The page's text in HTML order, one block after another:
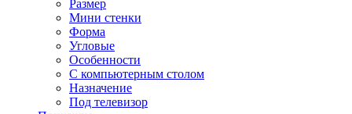
Размер
Мини стенки
Форма
Угловые
Особенности
С компьютерным столом
Назначение
Под телевизор